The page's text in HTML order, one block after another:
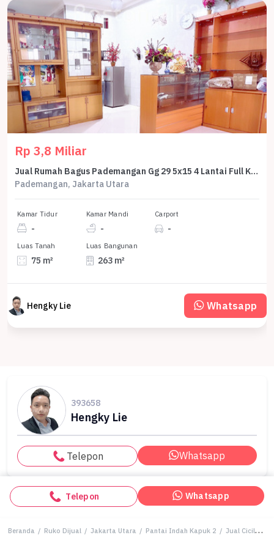
Rp 3,8 Miliar
Jual Rumah Bagus Pademangan Gg 29 5x15 4 Lantai Full Keramik Marmer
Pademangan, Jakarta Utara
Kamar Tidur
-
Kamar Mandi
-
Carport
-
Luas Tanah
75 m²
Luas Bangunan
263 m²
Hengky Lie Whatsapp
393658
Hengky Lie
Telepon Whatsapp
Telepon Whatsapp
Beranda / Ruko Dijual / Jakarta Utara / Pantai Indah Kapuk 2 / Jual Cicilan 38 Juta Rukan Ruko Lau Pa Sat Pik 2 Lake Hadap Danau 4,5x12,5 Lt 56 M2 3,5 Lantai Kpr Express Atau Dp 0% Selama 5 Tahun